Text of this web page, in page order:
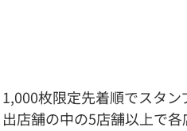
1,000枚限定先着順でスタン
出店舗の中の5店舗以上で